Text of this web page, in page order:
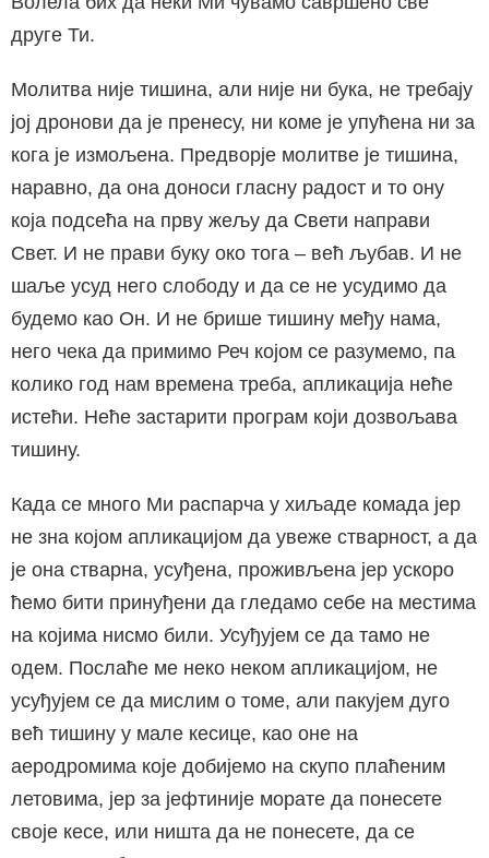
друге Ти.
Молитва није тишина, али није ни бука, не требају
јој дронови да је пренесу, ни коме је упућена ни за
кога је измољена. Предворје молитве је тишина,
наравно, да она доноси гласну радост и то ону
која подсећа на прву жељу да Свети направи
Свет. И не прави буку око тога – већ љубав. И не
шаље усуд него слободу и да се не усудимо да
будемо као Он. И не брише тишину међу нама,
него чека да примимо Реч којом се разумемо, па
колико год нам времена треба, апликација неће
истећи. Неће застарити програм који дозвољава
тишину.
Када се много Ми распарча у хиљаде комада јер
не зна којом апликацијом да увеже стварност, а да
је она стварна, усуђена, проживљена јер ускоро
ћемо бити принуђени да гледамо себе на местима
на којима нисмо били. Усуђујем се да тамо не
одем. Послаће ме неко неком апликацијом, не
усуђујем се да мислим о томе, али пакујем дуго
већ тишину у мале кесице, као оне на
аеродромима које добијемо на скупо плаћеним
летовима, јер за јефтиније морате да понесете
своје кесе, или ништа да не понесете, да се